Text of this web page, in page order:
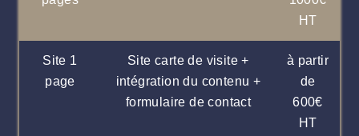
HT
Site 1
page
Site carte de visite +
intégration du contenu +
formulaire de contact
à partir
de
600€
HT